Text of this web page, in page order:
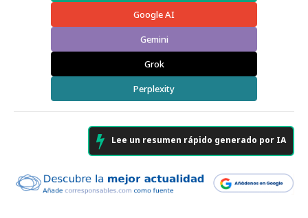
Google AI
Gemini
Grok
Perplexity
Lee un resumen rápido generado por IA